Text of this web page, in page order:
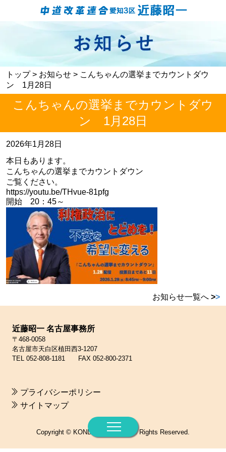
トップ> お知らせ > こんちゃんの選挙までカウントダウ
ン 1月28日
こんちゃんの選挙までカウントダウ
ン 1月28日
2026年1月28日
本日もあります。
こんちゃんの選挙までカウントダウン
ご覧ください。
https://youtu.be/THvue-81pfg
開始 20：45～
お知らせ一覧へ >>
近藤昭一 名古屋事務所
〒468-0058
名古屋市天白区植田西3-1207
TEL 052-808-1181 FAX 052-800-2371
プライバシーポリシー
サイトマップ
Copyright © KONDO SHOICHI. All Rights Reserved.